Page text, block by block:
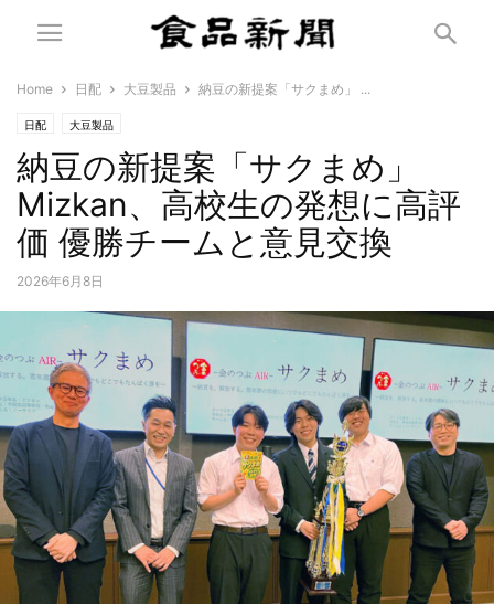
Home 日配 大豆製品 納豆の新提案「サクまめ」 ...
日配 大豆製品
納豆の新提案「サクまめ」
Mizkan、高校生の発想に高評
価 優勝チームと意見交換
2026年6月8日